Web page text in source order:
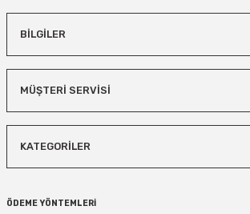
BİLGİLER
MÜŞTERİ SERVİSİ
KATEGORİLER
ÖDEME YÖNTEMLERİ